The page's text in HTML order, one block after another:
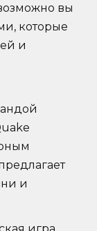
вы
которые
и
и